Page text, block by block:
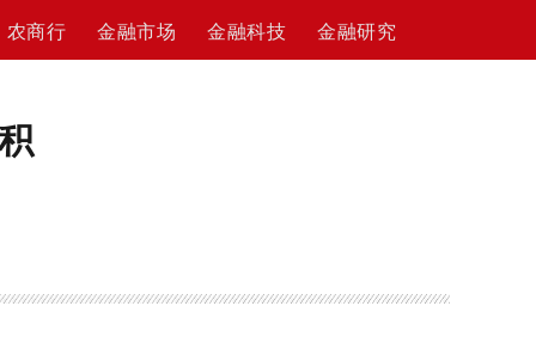
农商行 金融市场 金融科技 金融研究